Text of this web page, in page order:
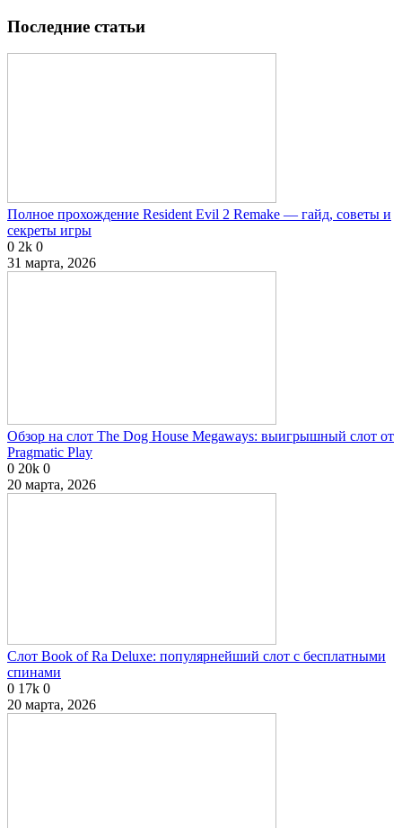
Последние статьи
Полное прохождение Resident Evil 2 Remake — гайд, советы и
секреты игры
0 2k 0
31 марта, 2026
Обзор на слот The Dog House Megaways: выигрышный слот от
Pragmatic Play
0 20k 0
20 марта, 2026
Слот Book of Ra Deluxe: популярнейший слот с бесплатными
спинами
0 17k 0
20 марта, 2026